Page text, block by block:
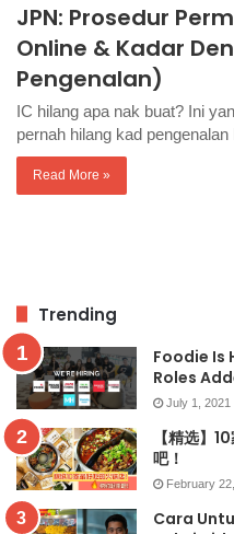
JPN: Prosedur
Online & Kadar
Pengenalan)
IC hilang apa nak buat? Ini
pernah hilang kad
Read More »
Trending
Foodie Is
Roles
July 1, 2021
【精选】
吧！
February
Cara